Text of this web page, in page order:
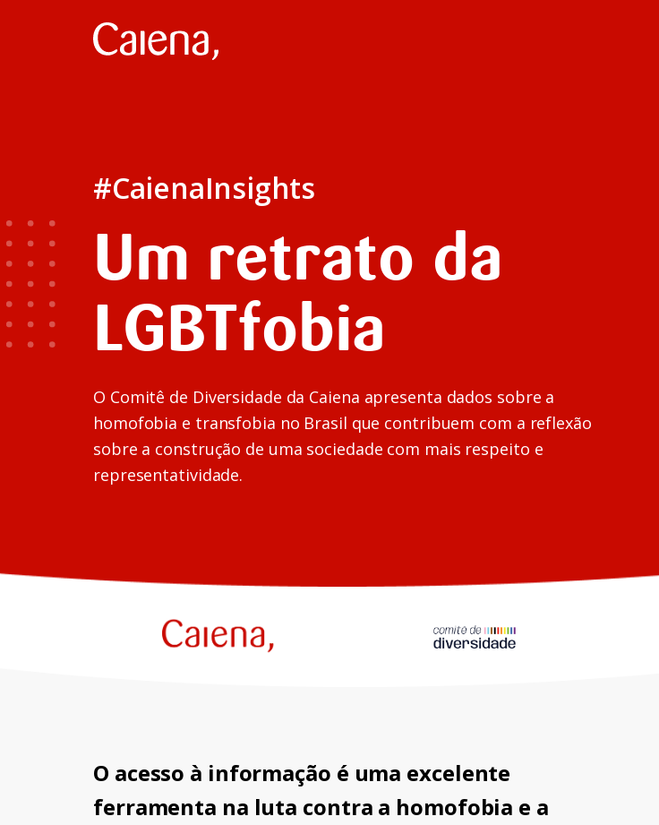
#CaienaInsights
Um retrato da
LGBTfobia
O Comitê de Diversidade da Caiena apresenta dados sobre a
homofobia e transfobia no Brasil que contribuem com a reflexão
sobre a construção de uma sociedade com mais respeito e
representatividade.
O acesso à informação é uma excelente
ferramenta na luta contra a homofobia e a